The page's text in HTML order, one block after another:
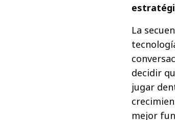
La
decidir
jugar
mejor